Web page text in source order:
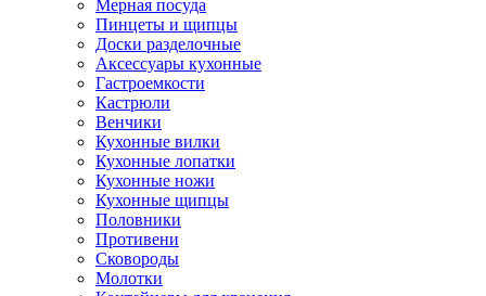
Мерная посуда
Пинцеты и щипцы
Доски разделочные
Аксессуары кухонные
Гастроемкости
Кастрюли
Венчики
Кухонные вилки
Кухонные лопатки
Кухонные ножи
Кухонные щипцы
Половники
Противени
Сковороды
Молотки